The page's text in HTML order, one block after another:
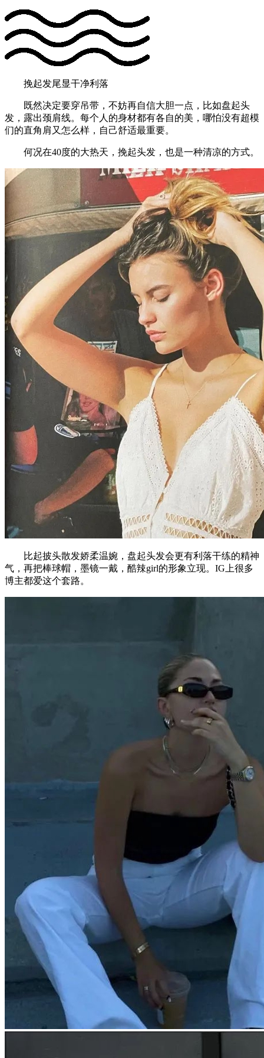
挽起发尾显干净利落
既然决定要穿吊带，不妨再自信大胆一点，比如盘起头
发，露出颈肩线。每个人的身材都有各自的美，哪怕没有超模
们的直角肩又怎么样，自己舒适最重要。
何况在40度的大热天，挽起头发，也是一种清凉的方式。
比起披头散发娇柔温婉，盘起头发会更有利落干练的精神
气，再把棒球帽，墨镜一戴，酷辣girl的形象立现。IG上很多
博主都爱这个套路。